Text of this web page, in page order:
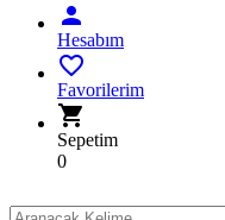
person
Hesabım
favorite_border
Favorilerim
shopping_cart
Sepetim
0